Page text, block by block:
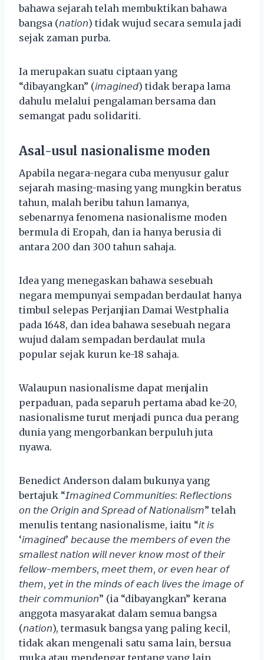
bahawa sejarah telah membuktikan bahawa
bangsa (𝘯𝘢𝘵𝘪𝘰𝘯) tidak wujud secara semula jadi
sejak zaman purba.
Ia merupakan suatu ciptaan yang
“dibayangkan” (𝘪𝘮𝘢𝘨𝘪𝘯𝘦𝘥) tidak berapa lama
dahulu melalui pengalaman bersama dan
semangat padu solidariti.
Asal-usul nasionalisme moden
Apabila negara-negara cuba menyusur galur
sejarah masing-masing yang mungkin beratus
tahun, malah beribu tahun lamanya,
sebenarnya fenomena nasionalisme moden
bermula di Eropah, dan ia hanya berusia di
antara 200 dan 300 tahun sahaja.
Idea yang menegaskan bahawa sesebuah
negara mempunyai sempadan berdaulat hanya
timbul selepas Perjanjian Damai Westphalia
pada 1648, dan idea bahawa sesebuah negara
wujud dalam sempadan berdaulat mula
popular sejak kurun ke-18 sahaja.
Walaupun nasionalisme dapat menjalin
perpaduan, pada separuh pertama abad ke-20,
nasionalisme turut menjadi punca dua perang
dunia yang mengorbankan berpuluh juta
nyawa.
Benedict Anderson dalam bukunya yang
bertajuk “𝘐𝘮𝘢𝘨𝘪𝘯𝘦𝘥 𝘊𝘰𝘮𝘮𝘶𝘯𝘪𝘵𝘪𝘦𝘴: 𝘙𝘦𝘧𝘭𝘦𝘤𝘵𝘪𝘰𝘯𝘴
𝘰𝘯 𝘵𝘩𝘦 𝘖𝘳𝘪𝘨𝘪𝘯 𝘢𝘯𝘥 𝘚𝘱𝘳𝘦𝘢𝘥 𝘰𝘧 𝘕𝘢𝘵𝘪𝘰𝘯𝘢𝘭𝘪𝘴𝘮” telah
menulis tentang nasionalisme, iaitu “𝘪𝘵 𝘪𝘴
‘𝘪𝘮𝘢𝘨𝘪𝘯𝘦𝘥’ 𝘣𝘦𝘤𝘢𝘶𝘴𝘦 𝘵𝘩𝘦 𝘮𝘦𝘮𝘣𝘦𝘳𝘴 𝘰𝘧 𝘦𝘷𝘦𝘯 𝘵𝘩𝘦
𝘴𝘮𝘢𝘭𝘭𝘦𝘴𝘵 𝘯𝘢𝘵𝘪𝘰𝘯 𝘸𝘪𝘭𝘭 𝘯𝘦𝘷𝘦𝘳 𝘬𝘯𝘰𝘸 𝘮𝘰𝘴𝘵 𝘰𝘧 𝘵𝘩𝘦𝘪𝘳
𝘧𝘦𝘭𝘭𝘰𝘸-𝘮𝘦𝘮𝘣𝘦𝘳𝘴, 𝘮𝘦𝘦𝘵 𝘵𝘩𝘦𝘮, 𝘰𝘳 𝘦𝘷𝘦𝘯 𝘩𝘦𝘢𝘳 𝘰𝘧
𝘵𝘩𝘦𝘮, 𝘺𝘦𝘵 𝘪𝘯 𝘵𝘩𝘦 𝘮𝘪𝘯𝘥𝘴 𝘰𝘧 𝘦𝘢𝘤𝘩 𝘭𝘪𝘷𝘦𝘴 𝘵𝘩𝘦 𝘪𝘮𝘢𝘨𝘦 𝘰𝘧
𝘵𝘩𝘦𝘪𝘳 𝘤𝘰𝘮𝘮𝘶𝘯𝘪𝘰𝘯” (ia “dibayangkan” kerana
anggota masyarakat dalam semua bangsa
(𝘯𝘢𝘵𝘪𝘰𝘯), termasuk bangsa yang paling kecil,
tidak akan mengenali satu sama lain, bersua
muka atau mendengar tentang yang lain,